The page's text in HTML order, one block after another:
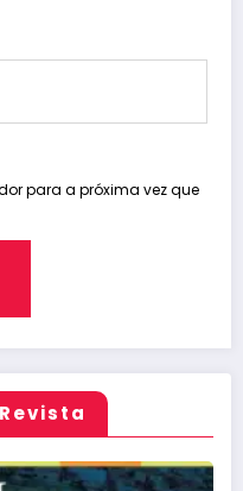
para a próxima vez que